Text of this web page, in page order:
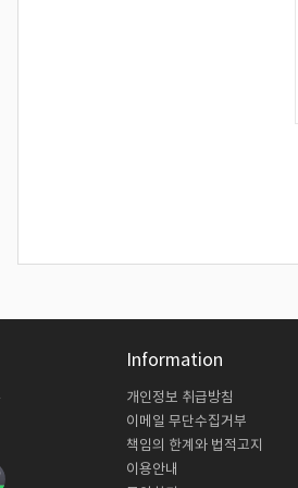
Information
개인정보 취급방침
이메일 무단수집거부
책임의 한계와 법적고지
이용안내